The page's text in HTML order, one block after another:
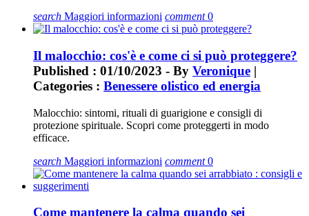
search Maggiori informazioni comment0
Il malocchio: cos'è e come ci si può proteggere?
Published : 01/10/2023 - By Veronique |
Categories : Benessere olistico ed energia
Malocchio: sintomi, rituali di guarigione e consigli di
protezione spirituale. Scopri come proteggerti in modo
efficace.
search Maggiori informazioni comment0
Come mantenere la calma quando sei